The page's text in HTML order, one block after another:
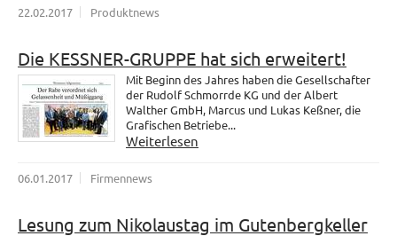
22.02.2017 Produktnews
Die KESSNER-GRUPPE hat sich erweitert!
Mit Beginn des Jahres haben die Gesellschafter
der Rudolf Schmorrde KG und der Albert
Walther GmbH, Marcus und Lukas Keßner, die
Grafischen Betriebe...
Weiterlesen
06.01.2017 Firmennews
Lesung zum Nikolaustag im Gutenbergkeller